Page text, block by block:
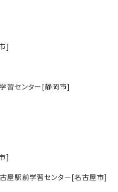
]
習センター[静岡市]
]
屋駅前学習センター[名古屋市]